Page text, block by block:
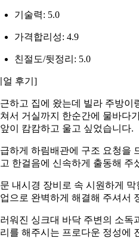
기술력: 5.0
가격합리성: 4.9
친절도/뒷정리: 5.0
얼 후기]
하고 집에 왔는데 빌라 주방이
서 거실까지 한순간에 물바다
이 캄캄하고 울고 싶었습니다.
하게 하림배관에 구조 요청을
한걸음에 신속하게 출동해 주
내시경 장비로 속 시원하게
으로 완벽하게 해결해 주셔서
워진 싱크대 바닥 주변의 소독
를 해주시는 프로다운 정성에